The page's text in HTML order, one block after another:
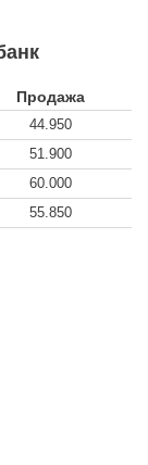
Продажа
44.950
51.900
60.000
55.850